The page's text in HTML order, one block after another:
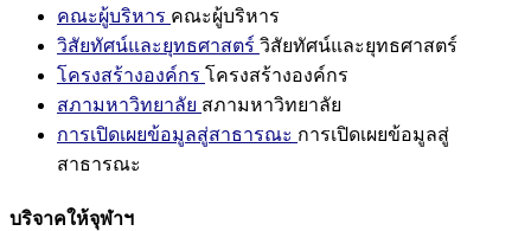
คณะผู้บริหาร คณะผู้บริหาร
วิสัยทัศน์และยุทธศาสตร์ วิสัยทัศน์และยุทธศาสตร์
โครงสร้างองค์กร โครงสร้างองค์กร
สภามหาวิทยาลัย สภามหาวิทยาลัย
การเปิดเผยข้อมูลสู่สาธารณะ การเปิดเผยข้อมูลสู่
สาธารณะ
บริจาคให้จุฬาฯ